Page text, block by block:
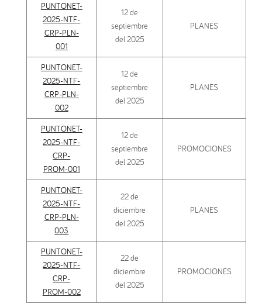
PUNTONET-
2025-NTF-
CRP-PLN-
001
12 de
septiembre
del 2025
PLANES
PUNTONET-
2025-NTF-
CRP-PLN-
002
12 de
septiembre
del 2025
PLANES
PUNTONET-
2025-NTF-
CRP-
PROM-001
12 de
septiembre
del 2025
PROMOCIONES
PUNTONET-
2025-NTF-
CRP-PLN-
003
22 de
diciembre
del 2025
PLANES
PUNTONET-
2025-NTF-
CRP-
PROM-002
22 de
diciembre
del 2025
PROMOCIONES